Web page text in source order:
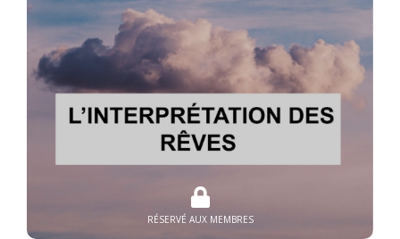
RÉSERVÉ AUX MEMBRES